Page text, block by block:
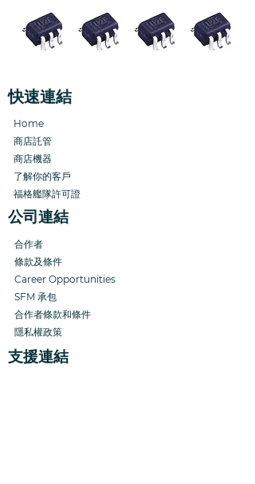
快速連結
Home
商店託管
商店機器
了解你的客戶
福格艦隊許可證
公司連結
合作者
條款及條件
Career Opportunities
SFM 承包
合作者條款和條件
隱私權政策
支援連結